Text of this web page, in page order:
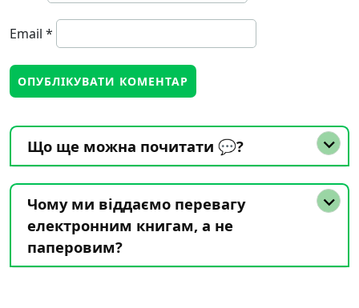
Email *
Що ще можна почитати 💬?
Чому ми віддаємо перевагу
електронним книгам, а не
паперовим?